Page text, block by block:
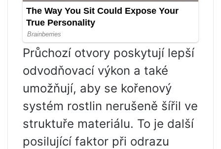
Průchozí otvory poskytují lepší
odvodňovací výkon a také
umožňují, aby se kořenový
systém rostlin nerušeně šířil ve
struktuře materiálu. To je další
posilující faktor při odrazu